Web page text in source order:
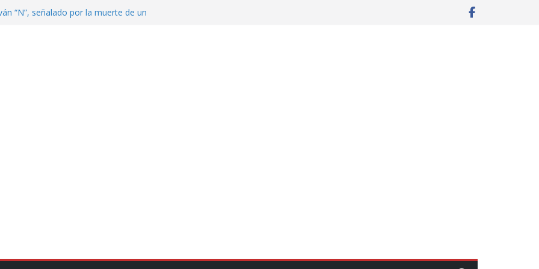
“N”, señalado por la muerte de un
Veracruz; aumentan a 33 los
secos